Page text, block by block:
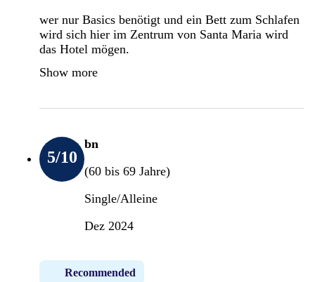
wer nur Basics benötigt und ein Bett zum Schlafen
wird sich hier im Zentrum von Santa Maria wird
das Hotel mögen.
Show more
5/10
bn
(60 bis 69 Jahre)
Single/Alleine
Dez 2024
Recommended